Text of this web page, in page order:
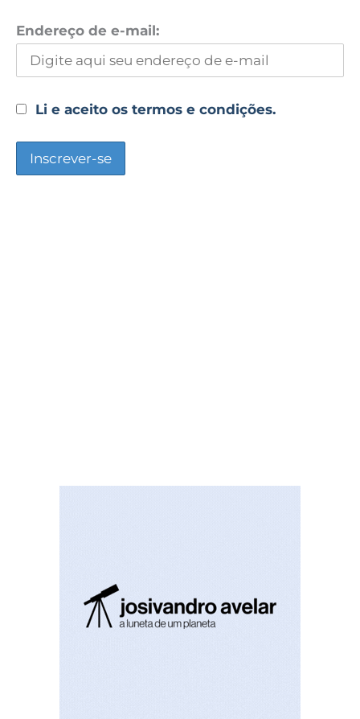
Endereço de e-mail:
Li e aceito os termos e condições.